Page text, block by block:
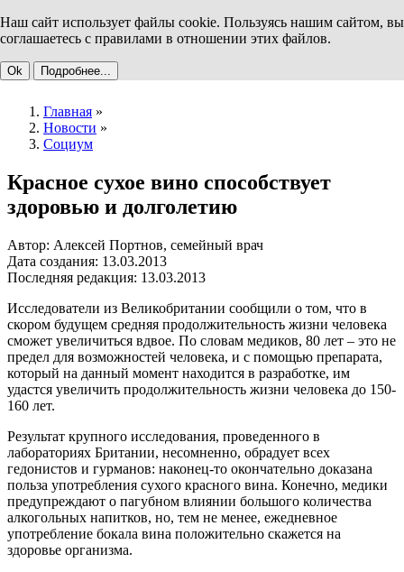
Наш сайт использует файлы cookie. Пользуясь нашим сайтом, вы
соглашаетесь с правилами в отношении этих файлов.
Ok Подробнее...
Главная »
Новости »
Социум
Красное сухое вино способствует
здоровью и долголетию
Автор: Алексей Портнов, семейный врач
Дата создания: 13.03.2013
Последняя редакция: 13.03.2013
Исследователи из Великобритании сообщили о том, что в
скором будущем средняя продолжительность жизни человека
сможет увеличиться вдвое. По словам медиков, 80 лет – это не
предел для возможностей человека, и с помощью препарата,
который на данный момент находится в разработке, им
удастся увеличить продолжительность жизни человека до 150-
160 лет.
Результат крупного исследования, проведенного в
лабораториях Британии, несомненно, обрадует всех
гедонистов и гурманов: наконец-то окончательно доказана
польза употребления сухого красного вина. Конечно, медики
предупреждают о пагубном влиянии большого количества
алкогольных напитков, но, тем не менее, ежедневное
употребление бокала вина положительно скажется на
здоровье организма.